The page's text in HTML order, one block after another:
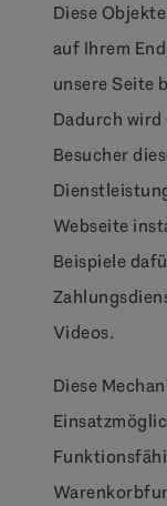
Diese
auf Ihrem
unsere Seite
Dadurch wird
Besucher
Webseite
Beispiele
Videos.
Diese